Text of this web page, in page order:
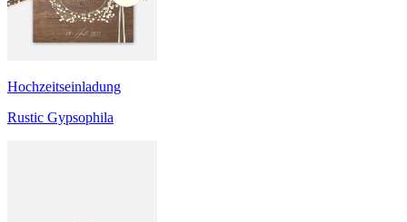
Hochzeitseinladung
Rustic Gypsophila